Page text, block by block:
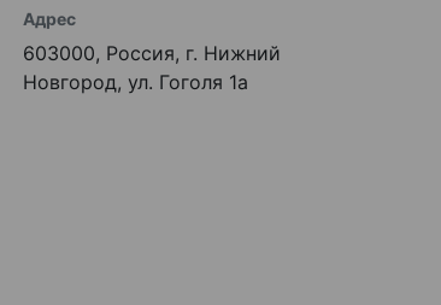
Адрес
603000, Россия, г. Нижний
Новгород, ул. Гоголя 1а